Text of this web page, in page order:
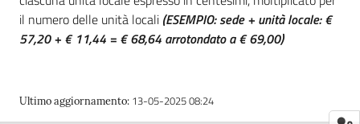
il numero delle unità locali (ESEMPIO: sede + unità locale: €
57,20 + € 11,44 = € 68,64 arrotondato a € 69,00)
Ultimo aggiornamento: 13-05-2025 08:24